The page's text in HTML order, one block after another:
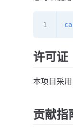
许可证
本项目采
贡献指